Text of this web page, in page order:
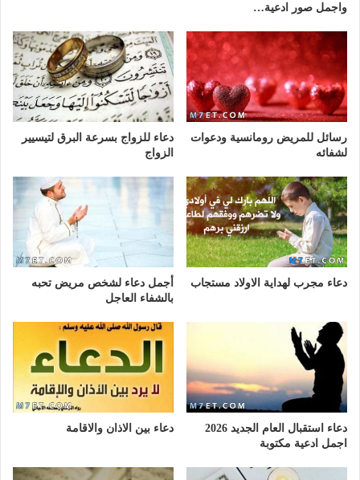
واجمل صور ادعية…
رسائل للمريض رومانسية ودعوات
لشفائه
دعاء للزواج بسرعة البرق لتيسيير
الزواج
دعاء مجرب لهداية الاولاد مستجاب
أجمل دعاء لشخص مريض تحبه
بالشفاء العاجل
دعاء استقبال العام الجديد 2026
اجمل ادعية مكتوبة
دعاء بين الاذان والاقامة